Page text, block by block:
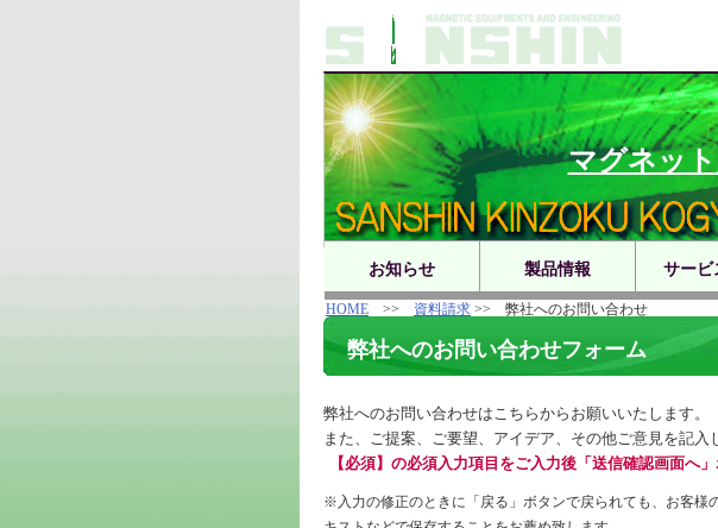
マグネッ
お知らせ 製品情報 サービ
HOME >> 資料請求 >> 弊社へのお問い合わせ
弊社へのお問い合わせフォーム
弊社へのお問い合わせはこちらからお願いいたします。
また、ご提案、ご要望、アイデア、その他ご意見を記
【必須】の必須入力項目をご入力後「送信確認画面へ
※入力の修正のときに「戻る」ボタンで戻られても、お客様